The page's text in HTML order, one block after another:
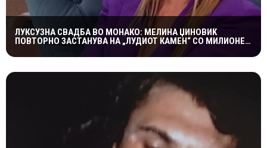
ЛУКСУЗНА СВАДБА ВО МОНАКО: МЕЛИНА ЏИНОВИЌ
ПОВТОРНО ЗАСТАНУВА НА „ЛУДИОТ КАМЕН“ СО МИЛИОНЕР